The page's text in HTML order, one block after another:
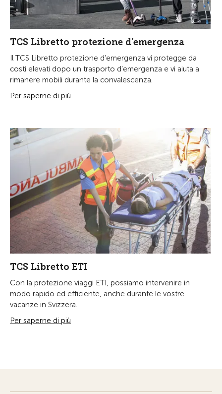
TCS Libretto protezione d’emergenza
Il TCS Libretto protezione d’emergenza vi protegge da
costi elevati dopo un trasporto d’emergenza e vi aiuta a
rimanere mobili durante la convalescenza.
Per saperne di più
TCS Libretto ETI
Con la protezione viaggi ETI, possiamo intervenire in
modo rapido ed efficiente, anche durante le vostre
vacanze in Svizzera.
Per saperne di più